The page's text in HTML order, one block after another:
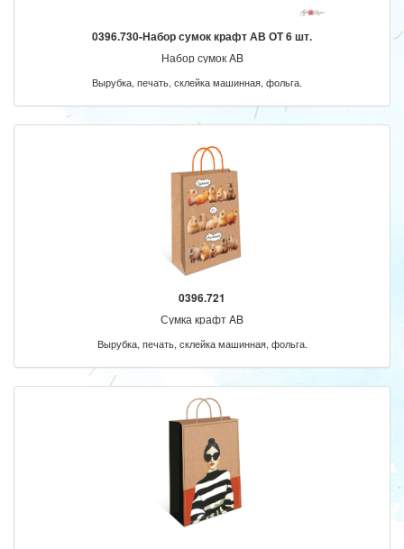
0396.730-Набор сумок крафт АВ ОТ 6 шт.
Набор сумок AB
Вырубка, печать, склейка машинная, фольга.
0396.721
Сумка крафт AB
Вырубка, печать, склейка машинная, фольга.